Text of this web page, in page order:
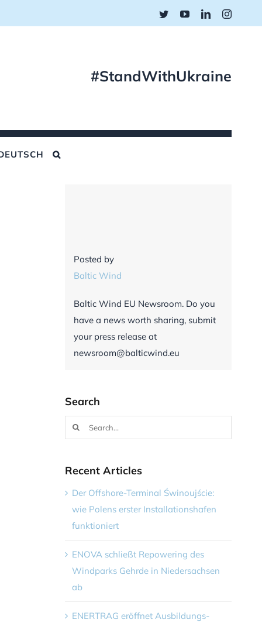
TwitterYouTubeLinkedIn
#StandWithUkraine
Posted by
Baltic Wind
Baltic Wind EU Newsroom. Do you
have a news worth sharing, submit
your press release at
newsroom@balticwind.eu
Search
Search
for:
Recent Articles
Der Offshore-Terminal Świnoujście:
wie Polens erster Installationshafen
funktioniert
ENOVA schließt Repowering des
Windparks Gehrde in Niedersachsen
ab
ENERTRAG eröffnet Ausbildungs-